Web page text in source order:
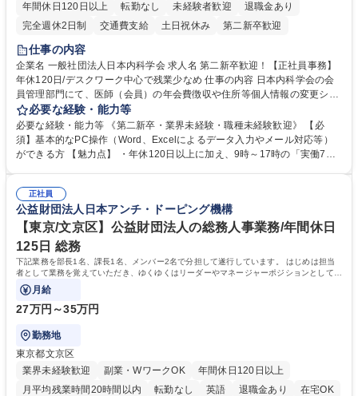
年間休日120日以上
転勤なし 未経験者歓迎
退職金あり
完全週休2日制
交通費支給 土日祝休み 第二新卒歓迎
仕事の内容
企業名 一般社団法人日本内科学会 求人名 第二新卒歓迎！【正社員事務】
年休120日/デスクワーク中心で残業少なめ 仕事の内容 日本内科学会の会
員管理部門にて、医師（会員）の年会費徴収や住所等個人情報の変更シス
テム入力、電話・FAX対応をお任せします。将来的には、各種委員会の運
営事務局業務などにも幅広く携わっていただきます。 【会員管理・データ
入力業務】 ・医師（会員）の住所変更、個人情報のシステム登録・更新
・年会費の徴収管理や入金データの照合確認 【問い合わせ対応】 ・会員
年休120日/デスクワーク中心で残業少なめ
必要な経験・能力等
必要な経験・能力等 《第二新卒・業界未経験・職種未経験歓迎》 【必
須】基本的なPC操作（Word、Excelによるデータ入力やメール対応等）
ができる方 【魅力点】 ・年休120日以上に加え、9時～17時の「実働7時
整、資料作成、当日の運営サポート 学歴・資格 学歴：大学院 大学 語学
力： 資格：
正社員
公益財団法人日本アンチ・ドーピング機構
【東京/文京区】公益財団法人の総務人事業務/年間休日
125日 総務
下記業務を部長1名、課長1名、メンバー2名で分担して遂行しています。 はじめは担当
者として業務を覚えていただき、ゆくゆくはリーダーやマネージャーポジションとして活
躍いただくことを期待しています。
月給
27万円～35万円
勤務地
東京都文京区
業界未経験歓迎
副業・WワークOK
年間休日120日以上
月平均残業時間20時間以内
転勤なし 英語 退職金あり
在宅OK